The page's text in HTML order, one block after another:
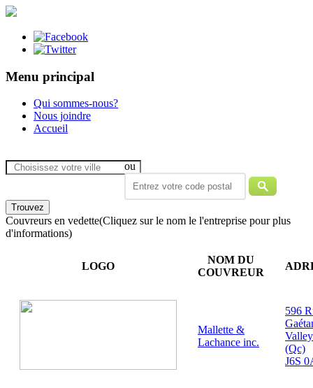
Menu principal
Qui sommes-nous?
Nous joindre
Accueil
ou
Couvreurs en vedette(Cliquez sur le nom le l'entreprise pour plus
d'informations)
LOGO
NOM DU
COUVREUR
Mallette &
Lachance inc.
596
(Qc)
J6S